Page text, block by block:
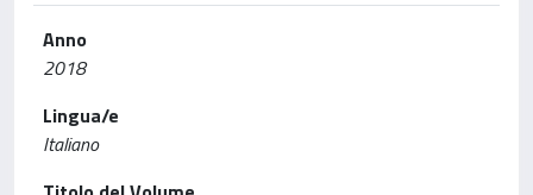
Anno
2018
Lingua/e
Italiano